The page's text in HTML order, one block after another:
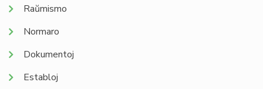
Raŭmismo
Normaro
Dokumentoj
Establoj